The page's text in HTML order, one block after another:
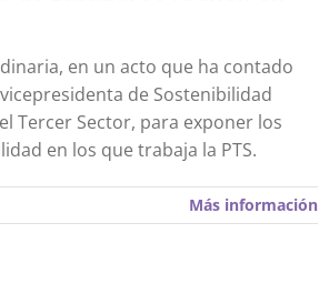
en un acto que ha contado
de Sostenibilidad
Tercer Sector, para exponer los
en los que trabaja la PTS.
Más información